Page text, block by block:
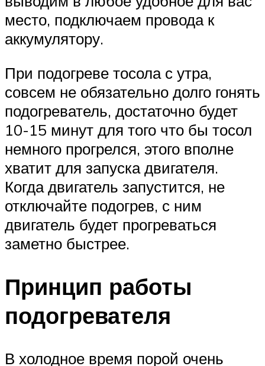
место, подключаем провода к
аккумулятору.
При подогреве тосола с утра,
совсем не обязательно долго гонять
подогреватель, достаточно будет
10-15 минут для того что бы тосол
немного прогрелся, этого вполне
хватит для запуска двигателя.
Когда двигатель запустится, не
отключайте подогрев, с ним
двигатель будет прогреваться
заметно быстрее.
Принцип работы
подогревателя
В холодное время порой очень